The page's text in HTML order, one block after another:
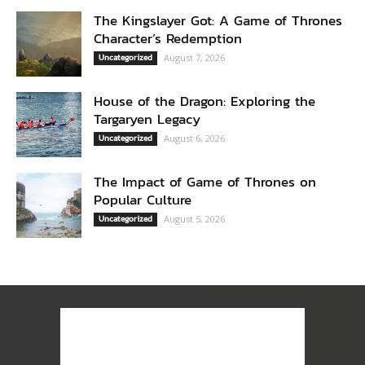
The Kingslayer Got: A Game of Thrones
Character’s Redemption
Uncategorized August 7, 2026
House of the Dragon: Exploring the
Targaryen Legacy
Uncategorized August 6, 2026
The Impact of Game of Thrones on
Popular Culture
Uncategorized August 5, 2026